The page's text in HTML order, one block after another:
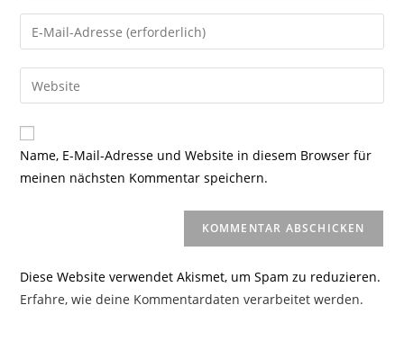
Namen
oder
zum
Kommentieren
ein
Gib
deine
E-
Mail-
zum
Kommentieren
ein
Gib
deine
Website-
URL
Name, E-Mail-Adresse und Website in diesem Browser für
meinen nächsten Kommentar speichern.
Diese Website verwendet Akismet, um Spam zu reduzieren.
Erfahre, wie deine Kommentardaten verarbeitet werden.